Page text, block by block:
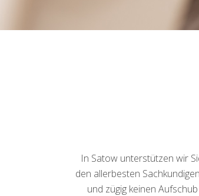
In Satow unterstützen wir
den allerbesten
und zügig keinen